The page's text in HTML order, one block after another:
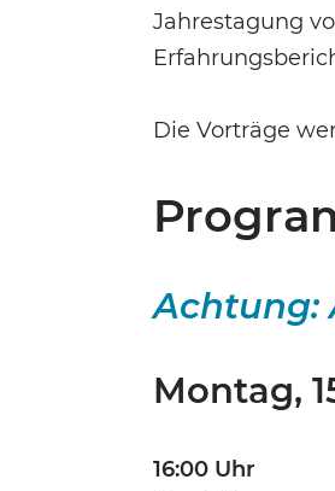
Jahrestagung
Die Vorträge
Achtung:
Montag,
16:00 Uhr